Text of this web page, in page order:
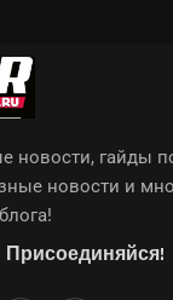
новости, гайды
новости и
Присоединяйся!